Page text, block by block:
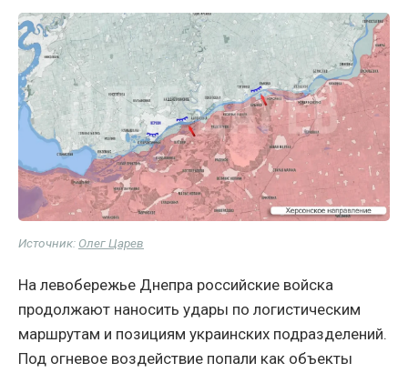
Источник: Олег Царев
На левобережье Днепра российские войска
продолжают наносить удары по логистическим
маршрутам и позициям украинских подразделений.
Под огневое воздействие попали как объекты